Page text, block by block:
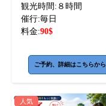
観光時間: ８時間
催行:毎日
料金:90$
ご予約、詳細はこちらから
人気